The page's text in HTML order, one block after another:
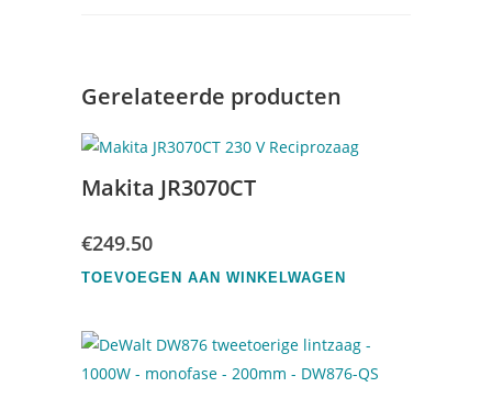
Gerelateerde producten
Makita JR3070CT
€249.50
TOEVOEGEN AAN WINKELWAGEN